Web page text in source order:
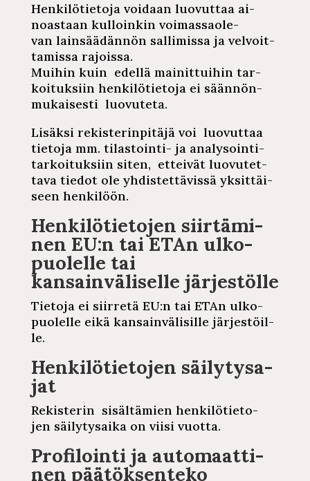
Hen­ki­lö­tie­to­ja voidaan luovuttaa ai­
noas­taan kul­loin­kin voi­mas­sao­le­
van lain­sää­dän­nön sal­li­mis­sa ja vel­voit­
ta­mis­sa rajoissa.
Muihin kuin edellä mai­nit­tui­hin tar­
koi­tuk­siin hen­ki­lö­tie­to­ja ei sään­nön­
mu­kai­ses­ti luovuteta.
Lisäksi re­kis­te­rin­pi­tä­jä voi luovuttaa
tietoja mm. ti­las­toin­ti- ja ana­ly­soin­ti­
tar­koi­tuk­siin siten, etteivät luo­vu­tet­
ta­va tiedot ole yh­dis­tet­tä­vis­sä yk­sit­täi­
seen henkilöön.
Hen­ki­lö­tie­to­jen siir­tä­mi­
nen EU:n tai ETAn ul­ko­
puo­lel­le tai
kan­sain­vä­li­sel­le jär­jes­töl­le
Tietoja ei siirretä EU:n tai ETAn ul­ko­
puo­lel­le eikä kan­sain­vä­li­sil­le jär­jes­töil­
le.
Hen­ki­lö­tie­to­jen säi­ly­ty­sa­
jat
Re­kis­te­rin si­säl­tä­mien hen­ki­lö­tie­to­
jen säi­ly­ty­sai­ka on viisi vuotta.
Pro­fi­loin­ti ja au­to­maat­ti­
nen pää­tök­sen­te­ko